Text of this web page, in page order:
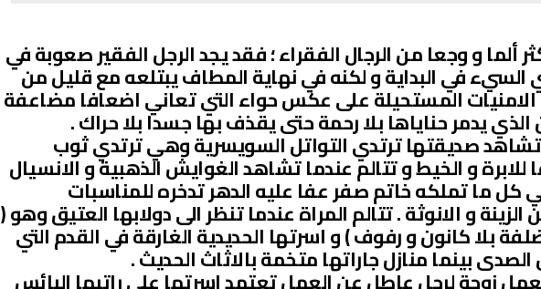
ألما و وجعا من الرجال الفقراء ؛ فقد يجد الرجل الفقير صعوبة في
السيء في البداية و لكنه في نهاية المطاف يبتلعه مع قليل من
الامنيات المستحيلة على عكس حواء التي تعاني اضعافا مضاعفة
الذي يدمر حناياها بلا رحمة حتى يقذف بها جسدا بلا حراك .
تشاهد صديقتها ترتدي التواتل السويسرية وهي ترتدي ثوب
و الخيط و تتالم عندما تشاهد الغوايش الذهبية و الانسيال
كل ما تملكه خاتم صفر عفا عليه الدهر تدخره للمناسبات
و الانوثة . تتالم المراة عندما تنظر الى دولابها العتيق وهو (
بلا كانون و رفوف ) و اسرتها الحديدية الغارقة في القدم التي
بينما منازل جاراتها متخمة بالاثاث الحديث .